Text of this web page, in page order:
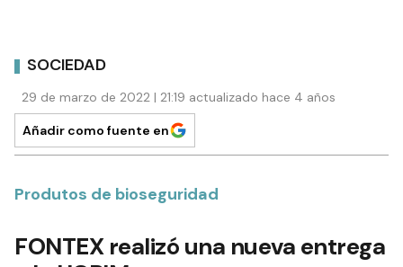
SOCIEDAD
29 de marzo de 2022 | 21:19 actualizado hace 4 años
Añadir como fuente en
Produtos de bioseguridad
FONTEX realizó una nueva entrega